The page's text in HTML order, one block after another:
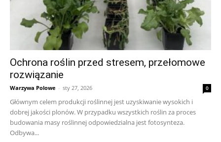
Ochrona roślin przed stresem, przełomowe
rozwiązanie
Warzywa Polowe - sty 27, 2026 0
Głównym celem produkcji roślinnej jest uzyskiwanie wysokich i
dobrej jakości plonów. W przypadku wszystkich roślin za proces
budowania masy roślinnej odpowiedzialna jest fotosynteza.
Odbywa...